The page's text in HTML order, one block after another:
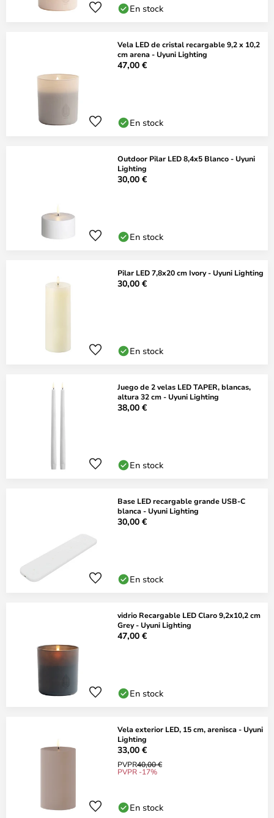
En stock
Vela LED de cristal recargable 9,2 x 10,2
cm arena - Uyuni Lighting
47,00 €
En stock
Outdoor Pilar LED 8,4x5 Blanco - Uyuni
Lighting
30,00 €
En stock
Pilar LED 7,8x20 cm Ivory - Uyuni Lighting
30,00 €
En stock
Juego de 2 velas LED TAPER, blancas,
altura 32 cm - Uyuni Lighting
38,00 €
En stock
Base LED recargable grande USB-C
blanca - Uyuni Lighting
30,00 €
En stock
vidrio Recargable LED Claro 9,2x10,2 cm
Grey - Uyuni Lighting
47,00 €
En stock
Vela exterior LED, 15 cm, arenisca - Uyuni
Lighting
33,00 €
PVPR40,00 €
PVPR -17%
En stock